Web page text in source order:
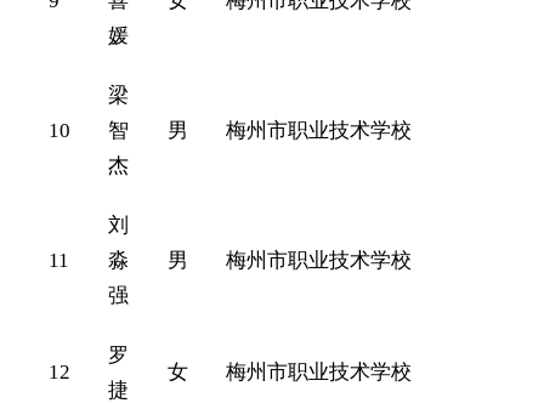
媛
10
梁
智
杰
男 梅州市职业技术学校
11
刘
淼
强
男 梅州市职业技术学校
12
罗
捷
女 梅州市职业技术学校